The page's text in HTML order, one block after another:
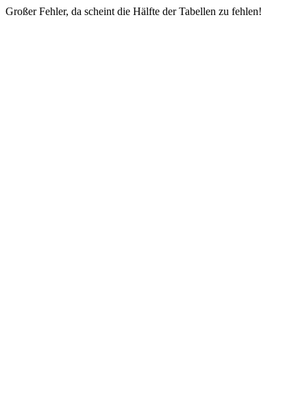
Großer Fehler, da scheint die Hälfte der Tabellen zu fehlen!